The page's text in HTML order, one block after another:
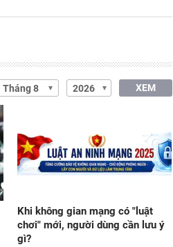
XEM
Khi không gian mạng có "luật
chơi" mới, người dùng cần lưu ý
gì?